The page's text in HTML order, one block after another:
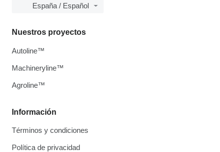
España / Español
Información
Términos y condiciones
Política de privacidad
Nuestros proyectos
Autoline™
Machineryline™
Agroline™